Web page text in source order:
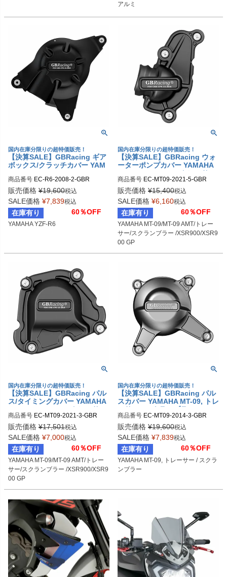
アルミ
国内在庫分限りの超特価販売！
【決算SALE】GBRacing ギア
ボックス/クラッチカバー YAM
商品番号 EC-R6-2008-2-GBR
gbr_EC-R6-2008-2-GBR
販売価格 ¥19,600税込
SALE価格 ¥7,839税込
在庫有り 60％OFF
YAMAHA YZF-R6
国内在庫分限りの超特価販売！
【決算SALE】GBRacing ウォ
ーターポンプカバー YAMAHA
MT-09/MT-09 AMT/トレーサー/
スクランブラー /XSR900/XSR9
00 GP
商品番号 EC-MT09-2021-5-GBR
gbr_EC-MT09-2021-5-GBR
販売価格 ¥15,400税込
SALE価格 ¥6,160税込
在庫有り 60％OFF
YAMAHA MT-09/MT-09 AMT/トレー
サー/スクランブラー /XSR900/XSR9
00 GP
国内在庫分限りの超特価販売！
【決算SALE】GBRacing パル
ス/タイミングカバー YAMAHA
MT-09/MT-09 AMT/トレーサー/
スクランブラー /XSR900/XSR9
00 GP
商品番号 EC-MT09-2021-3-GBR
gbr_EC-MT09-2021-3-GBR
販売価格 ¥17,501税込
SALE価格 ¥7,000税込
在庫有り 60％OFF
YAMAHA MT-09/MT-09 AMT/トレー
サー/スクランブラー /XSR900/XSR9
00 GP
国内在庫分限りの超特価販売！
【決算SALE】GBRacing パル
スカバー YAMAHA MT-09, トレ
ーサー / スクランブラー
商品番号 EC-MT09-2014-3-GBR
gbr_EC-MT09-2014-3-GBR
販売価格 ¥19,600税込
SALE価格 ¥7,839税込
在庫有り 60％OFF
YAMAHA MT-09, トレーサー / スクラ
ンブラー